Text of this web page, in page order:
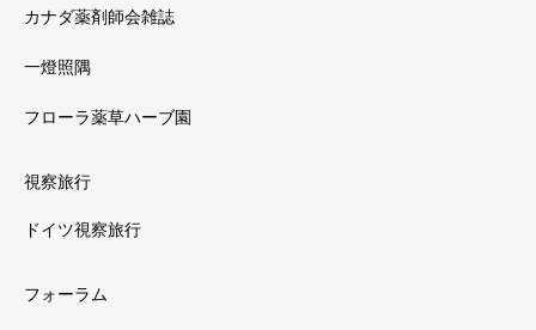
カナダ薬剤師会雑誌
一燈照隅
フローラ薬草ハーブ園
視察旅行
ドイツ視察旅行
フォーラム